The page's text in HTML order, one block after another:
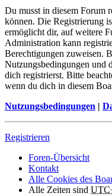
Du musst in diesem Forum
können. Die Registrierung
ermöglicht dir, auf weitere
Administration kann
Berechtigungen zuweisen.
Nutzungsbedingungen und
dich registrierst. Bitte
wenn du dich in diesem
Nutzungsbedingungen |
Registrieren
Foren-Übersicht
Kontakt
Alle Cookies des
Alle Zeiten sind